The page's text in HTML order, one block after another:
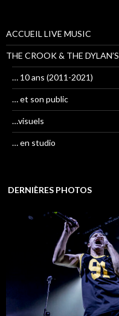
ACCUEIL LIVE MUSIC
THE CROOK & THE DYLAN’S
… 10 ans (2011-2021)
… et son public
…visuels
… en studio
DERNIÈRES PHOTOS